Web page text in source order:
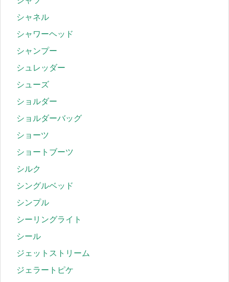
シャネル
シャワーヘッド
シャンプー
シュレッダー
シューズ
ショルダー
ショルダーバッグ
ショーツ
ショートブーツ
シルク
シングルベッド
シンプル
シーリングライト
シール
ジェットストリーム
ジェラートピケ